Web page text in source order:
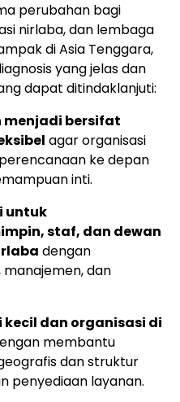
perubahan bagi
nirlaba, dan lembaga
di Asia Tenggara,
yang jelas dan
dapat ditindaklanjuti:
menjadi bersifat
agar organisasi
ke depan
inti.
untuk
staf, dan dewan
dengan
dan
dan organisasi di
membantu
dan struktur
penyediaan layanan.